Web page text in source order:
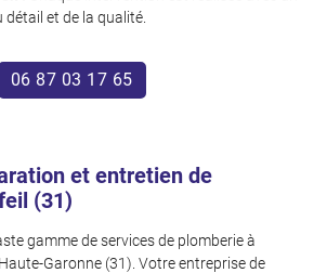
et de la qualité.
06 87 03 17 65
et entretien de
(31)
gamme de services de plomberie à
Garonne (31). Votre entreprise de